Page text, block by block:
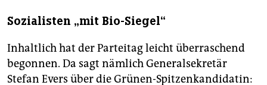
Sozialisten „mit Bio-Siegel“
Inhaltlich hat der Parteitag leicht überraschend
begonnen. Da sagt nämlich Generalsekretär
Stefan Evers über die Grünen-Spitzenkandidatin: